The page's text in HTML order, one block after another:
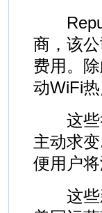
商，该
费用。
动WiFi
这些举
主动求
便用户
这些新